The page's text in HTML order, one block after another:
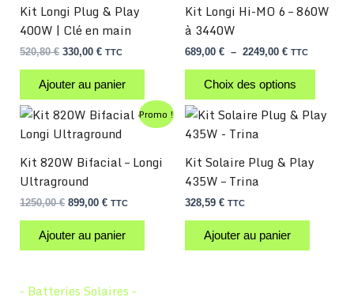
Kit Longi Plug & Play
400W | Clé en main
520,80€
520,80 €.
330,00 €
330,00 €.
TTC
Ajouter au panier
Kit Longi Hi-MO 6 – 860W
à 3440W
689,00 € – 2249,00 €
à
TTC
Choix des options
plusieurs
variations.
Les
options
peuvent
être
choisies
la
page
du
produit
Promo !
Kit 820W Bifacial – Longi
Ultraground
1250,00€
Le
initial
1250,00 €.
899,00 €
Le
actuel
899,00 €.
TTC
Ajouter au panier
Kit Solaire Plug & Play
435W – Trina
328,59 € TTC
Ajouter au panier
- Batteries Solaires -